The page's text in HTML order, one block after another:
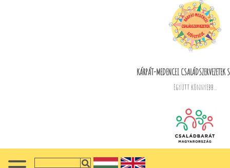
KÁRPÁT-MEDENCEI CSALÁDSZERVEZETEK
Együtt könnyebb...